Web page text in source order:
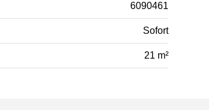
6090461
Sofort
21 m²